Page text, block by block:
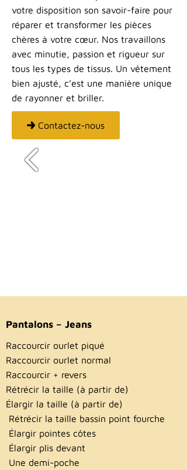
votre disposition son savoir-faire pour
réparer et transformer les pièces
chères à votre cœur. Nos travaillons
avec minutie, passion et rigueur sur
tous les types de tissus. Un vêtement
bien ajusté, c’est une manière unique
de rayonner et briller.
Contactez-nous
Pantalons – Jeans
Raccourcir ourlet piqué
Raccourcir ourlet normal
Raccourcir + revers
Rétrécir la taille (à partir de)
Élargir la taille (à partir de)
Rétrécir la taille bassin point fourche
Élargir pointes côtes
Élargir plis devant
Une demi-poche